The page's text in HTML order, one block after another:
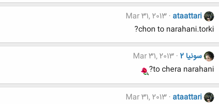
ataattari
Mar 31, 2013
chon to narahani.torki?
سونیا 2
Mar 31, 2013
to chera narahani?
ataattari
Mar 31, 2013